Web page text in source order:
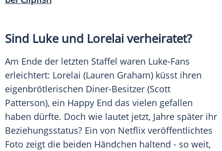
Sind Luke und Lorelaiverheiratet?
Am Ende der letzten Staffel waren Luke-Fans
erleichtert: Lorelai (Lauren Graham) küsst ihren
eigenbrötlerischen Diner-Besitzer (Scott
Patterson), ein Happy End das vielen gefallen
haben dürfte. Doch wie lautet jetzt, Jahre später ihr
Beziehungsstatus? Ein von Netflix veröffentlichtes
Foto zeigt die beiden Händchen haltend - so weit,